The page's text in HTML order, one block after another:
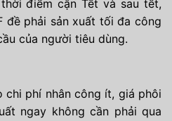
điểm cận Tết và sau tết,
đề phải sản xuất tối đa công
của người tiêu dùng.
chi phí nhân công ít, giá phôi
ngay không cần phải qua